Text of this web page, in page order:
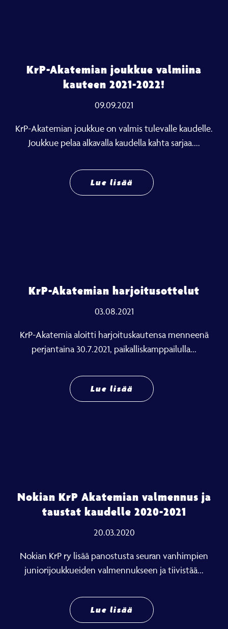
KrP-Akatemian joukkue valmiina
kauteen 2021-2022!
09.09.2021
KrP-Akatemian joukkue on valmis tulevalle kaudelle.
Joukkue pelaa alkavalla kaudella kahta sarjaa....
Lue lisää
KrP-Akatemian harjoitusottelut
03.08.2021
KrP-Akatemia aloitti harjoituskautensa menneenä
perjantaina 30.7.2021, paikalliskamppailulla...
Lue lisää
Nokian KrP Akatemian valmennus ja
taustat kaudelle 2020-2021
20.03.2020
Nokian KrP ry lisää panostusta seuran vanhimpien
juniorijoukkueiden valmennukseen ja tiivistää...
Lue lisää